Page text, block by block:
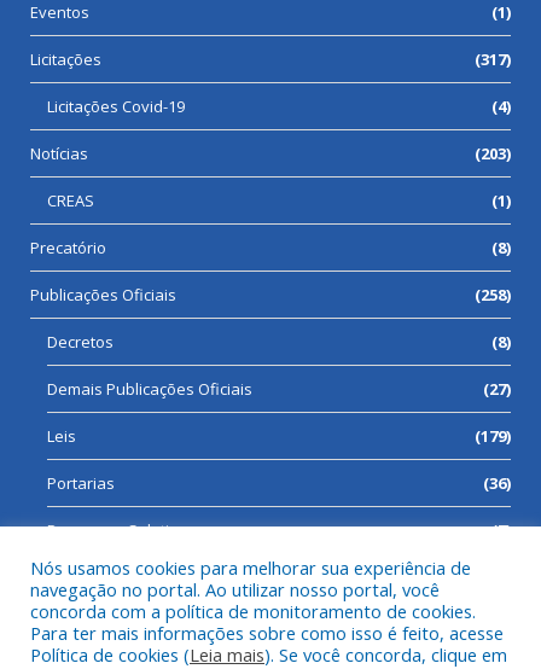
Eventos (1)
Licitações (317)
Licitações Covid-19 (4)
Notícias (203)
CREAS (1)
Precatório (8)
Publicações Oficiais (258)
Decretos (8)
Demais Publicações Oficiais (27)
Leis (179)
Portarias (36)
Processos Seletivos (7)
Todos os direitos reservados a Prefeitura Municipal de Cumaru
do Norte.
Nós usamos cookies para melhorar sua experiência de
navegação no portal. Ao utilizar nosso portal, você
concorda com a política de monitoramento de cookies.
Para ter mais informações sobre como isso é feito, acesse
Política de cookies (Leia mais). Se você concorda, clique em